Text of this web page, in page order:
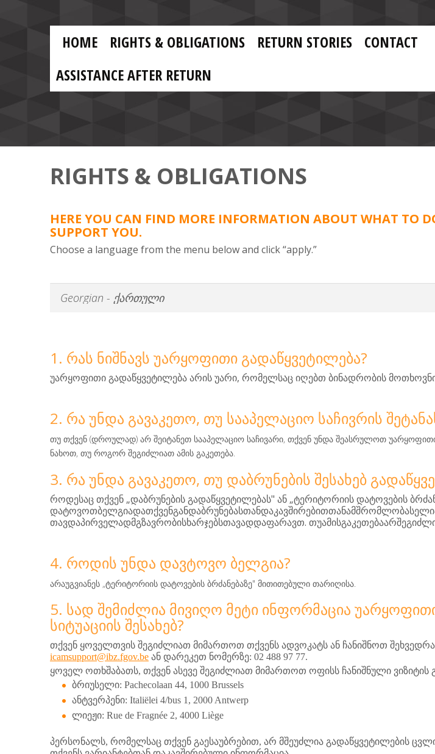
MAIN
NAVIGATION
HOME RIGHTS & OBLIGATIONS RETURN STORIES CONTACT
ASSISTANCE AFTER RETURN
RIGHTS & OBLIGATIONS
HERE YOU CAN FIND MORE INFORMATION ABOUT WHAT TO
SUPPORT YOU.
Choose a language from the menu below and click “apply.”
1. ᲠᲐᲡ ᲜᲘᲨᲜᲐᲕᲡ ᲣᲐᲠᲧᲝᲤᲘᲗᲘ ᲒᲐᲓᲐᲬᲧᲕᲔᲢᲘᲚᲔᲑᲐ?
უარყოფითი გადაწყვეტილება არის უარი, რომელსაც იღებთ ბინადრობის
2. ᲠᲐ ᲣᲜᲓᲐ ᲒᲐᲕᲐᲙᲔᲗᲝ, ᲗᲣ ᲡᲐᲐᲞᲔᲚᲐᲪᲘᲝ ᲡᲐᲩᲘᲕᲠᲘᲡ
თუ თქვენ (დროულად) არ შეიტანეთ სააპელაციო საჩივარი, თქვენ უნდა შეასრულოთ
ნახოთ, თუ როგორ შეგიძლიათ ამის გაკეთება.
3. ᲠᲐ ᲣᲜᲓᲐ ᲒᲐᲕᲐᲙᲔᲗᲝ, ᲗᲣ ᲓᲐᲑᲠᲣᲜᲔᲑᲘᲡ ᲨᲔᲡᲐᲮᲔᲑ
როდესაც თქვენ „დაბრუნების გადაწყვეტილებას" ან „ტერიტორიის დატოვების
თავდაპირველადმგზავრობისხარჯებსთავადდაფარავთ.
4. ᲠᲝᲓᲘᲡ ᲣᲜᲓᲐ ᲓᲐᲕᲢᲝᲕᲝ ᲑᲔᲚᲒᲘᲐ?
არაუგვიანეს „ტერიტორიის დატოვების ბრძანებაზე" მითითებული თარიღისა.
5. ᲡᲐᲓ ᲨᲔᲛᲘᲫᲚᲘᲐ ᲛᲘᲕᲘᲦᲝ ᲛᲔᲢᲘ ᲘᲜᲤᲝᲠᲛᲐᲪᲘᲐ
ᲡᲘᲢᲣᲐᲪᲘᲘᲡ ᲨᲔᲡᲐᲮᲔᲑ?
თქვენ ყოველთვის შეგიძლიათ მიმართოთ თქვენს ადვოკატს ან ჩანიშნოთ
icamsupport@ibz.fgov.be ან დარეკეთ ნომერზე: 02 488 97 77.
ყოველ ოთხშაბათს, თქვენ ასევე შეგიძლიათ მიმართოთ ოფისს ჩანიშნული ვიზიტის
ბრიუსელი: Pachecolaan 44, 1000 Brussels
ანტვერპენი: Italiëlei 4/bus 1, 2000 Antwerp
ლიეჟი: Rue de Fragnée 2, 4000 Liège
პერსონალს, რომელსაც თქვენ გაესაუბრებით, არ მშეუძლია გადაწყვეტილების